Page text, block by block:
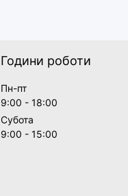
Години роботи
Пн-пт
9:00 - 18:00
Субота
9:00 - 15:00